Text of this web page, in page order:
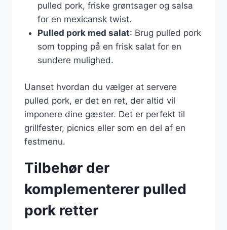
pulled pork, friske grøntsager og salsa
for en mexicansk twist.
Pulled pork med salat: Brug pulled pork
som topping på en frisk salat for en
sundere mulighed.
Uanset hvordan du vælger at servere
pulled pork, er det en ret, der altid vil
imponere dine gæster. Det er perfekt til
grillfester, picnics eller som en del af en
festmenu.
Tilbehør der
komplementerer pulled
pork retter